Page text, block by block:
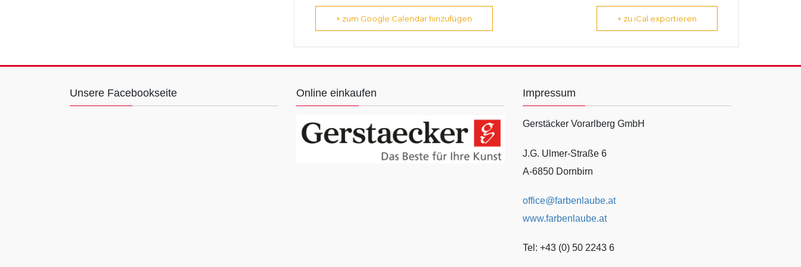
+ zum Google Calendar hinzufügen + zu iCal exportieren
Unsere Facebookseite Online einkaufen Impressum
Gerstäcker Vorarlberg GmbH
J.G. Ulmer-Straße 6
A-6850 Dornbirn
office@farbenlaube.at
www.farbenlaube.at
Tel: +43 (0) 50 2243 6